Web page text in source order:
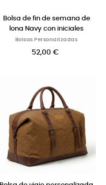
Bolsa de fin de semana de
lona Navy con iniciales
Bolsas Personalizadas
52,00 €